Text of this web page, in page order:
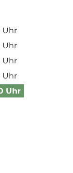
Uhr
Uhr
Uhr
Uhr
Uhr